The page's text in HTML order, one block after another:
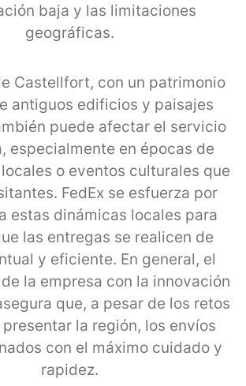
baja y las limitaciones
geográficas.
Castellfort, con un patrimonio
antiguos edificios y paisajes
puede afectar el servicio
especialmente en épocas de
o eventos culturales que
FedEx se esfuerza por
estas dinámicas locales para
las entregas se realicen de
y eficiente. En general, el
la empresa con la innovación
que, a pesar de los retos
la región, los envíos
con el máximo cuidado y
rapidez.